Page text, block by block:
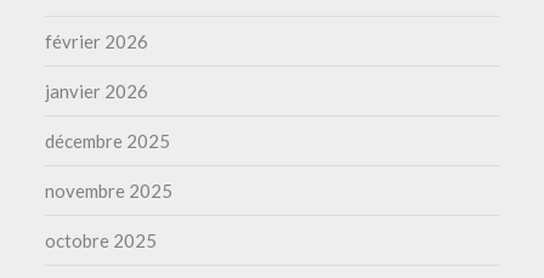
février 2026
janvier 2026
décembre 2025
novembre 2025
octobre 2025